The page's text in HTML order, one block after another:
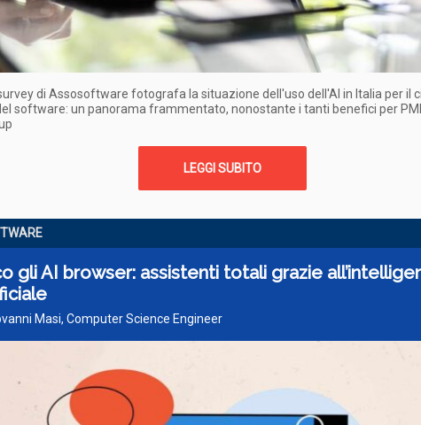
di Assosoftware fotografa la situazione dell'uso dell'AI in Italia per il
software: un panorama frammentato, nonostante i tanti benefici per
LEGGI SUBITO
gli AI browser: assistenti totali grazie
Masi, Computer Science Engineer